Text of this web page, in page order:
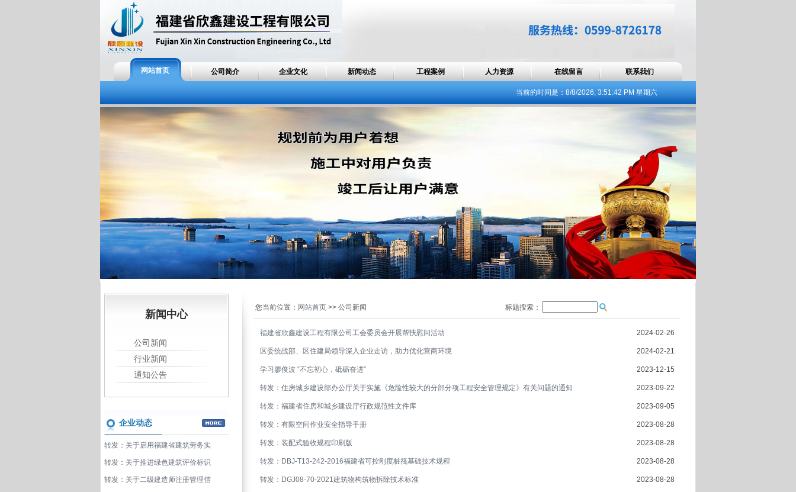
网站首页 公司简介 企业文化 新闻动态 工程案例 人力资源 在线留言 联系我们
当前的时间是： 8/8/2026, 3:51:43 PM 星期六
新闻中心
公司新闻
行业新闻
通知公告
企业动态
转发：关于启用福建省建筑劳务实
转发：关于推进绿色建筑评价标识
转发：关于二级建造师注册管理信
您当前位置： 网站首页>> 公司新闻 标题搜索：
福建省欣鑫建设工程有限公司工会委员会开展帮扶慰问活动 2024-02-26
区委统战部、区住建局领导深入企业走访，助力优化营商环境 2024-02-21
学习廖俊波 “不忘初心，砥砺奋进” 2023-12-15
转发：住房城乡建设部办公厅关于实施《危险性较大的分部分项工程安全管理规定》有关问题的通知 2023-09-22
转发：福建省住房和城乡建设厅行政规范性文件库 2023-09-05
转发：有限空间作业安全指导手册 2023-08-28
转发：装配式验收规程印刷版 2023-08-28
转发：DBJ-T13-242-2016福建省可控刚度桩筏基础技术规程 2023-08-28
转发：DGJ08-70-2021建筑物构筑物拆除技术标准 2023-08-28